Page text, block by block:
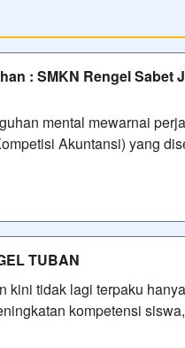
: SMKN Rengel Sabet
mental mewarnai
Akuntansi) yang
TUBAN
kini tidak lagi terpaku
kompetensi